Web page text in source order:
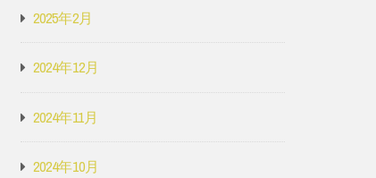
2025年2月
2024年12月
2024年11月
2024年10月